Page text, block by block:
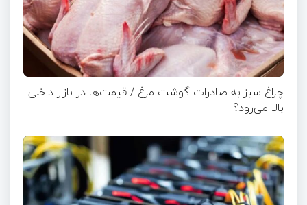
چراغ سبز به صادرات گوشت مرغ / قیمت‌ها در بازار داخلی
بالا می‌رود؟